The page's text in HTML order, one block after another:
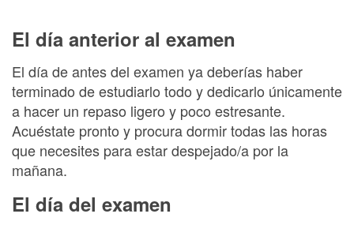
El día anterior al examen
El día de antes del examen ya deberías haber
terminado de estudiarlo todo y dedicarlo únicamente
a hacer un repaso ligero y poco estresante.
Acuéstate pronto y procura dormir todas las horas
que necesites para estar despejado/a por la
mañana.
El día del examen